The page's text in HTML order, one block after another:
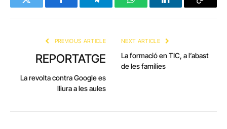
Twitter FacebookTelegramWhatsAppLinkedInCopy
PREVIOUS ARTICLE
REPORTATGE
La revolta contra Google es
lliura a les aules
NEXT ARTICLE
La formació en TIC, a l’abast
de les famílies